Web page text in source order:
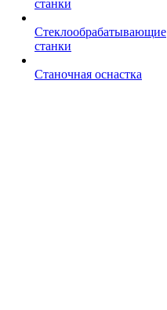
станки
Стеклообрабатывающие
станки
Станочная оснастка